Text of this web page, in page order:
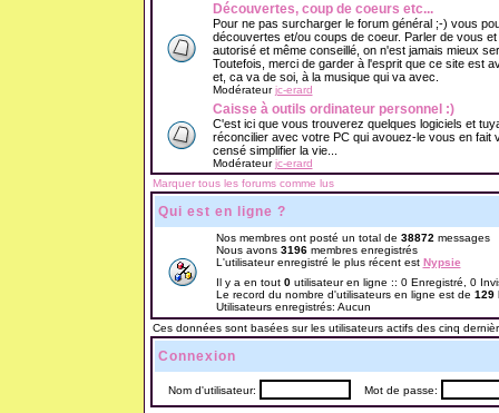
Découvertes, coup de coeurs etc...
Pour ne pas surcharger le forum général ;-) vous
découvertes et/ou coups de coeur. Parler de vous
autorisé et même conseillé, on n'est jamais mieux
Toutefois, merci de garder à l'esprit que ce site est
et, ca va de soi, à la musique qui va avec.
Modérateurjc-erard
Caisse à outils ordinateur personnel :)
C'est ici que vous trouverez quelques logiciels et
réconcilier avec votre PC qui avouez-le vous en fait
censé simplifier la vie...
Modérateurjc-erard
Marquer tous les forums comme lus
Qui est en ligne ?
Nos membres ont posté un total de 38872 messages
Nous avons 3196membres enregistrés
L'utilisateur enregistré le plus récent est Nypsie
Il y a en tout 0utilisateur en ligne :: 0 Enregistré, 0
Le record du nombre d'utilisateurs en ligne est de 129
Utilisateurs enregistrés: Aucun
Ces données sont basées sur les utilisateurs actifs des cinq
Connexion
Nom d'utilisateur: Mot de passe: